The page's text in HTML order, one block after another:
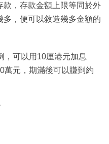
，存款金額上限等同於外
，便可以敘造幾多金額的
，可以用10厘港元加息
萬元，期滿後可以賺到約